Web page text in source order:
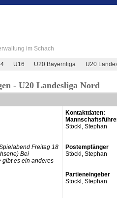
im Schach
U16 U20 Bayernliga U20
- U20 Landesliga Nord
Freitag 18
Bei
gibt es ein anderes
Kontaktdaten:
Stöckl, Stephan
Postempfänger
Stöckl, Stephan
Partieneingeber
Stöckl, Stephan